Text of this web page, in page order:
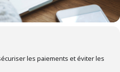
les paiements et éviter les